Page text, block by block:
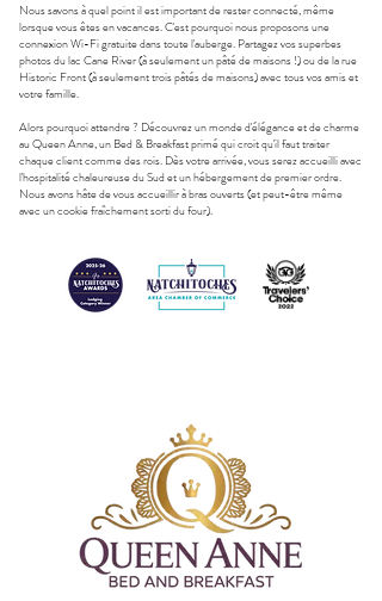
Nous savons à quel point il est important de rester connecté, même
lorsque vous êtes en vacances. C'est pourquoi nous proposons une
connexion Wi-Fi gratuite dans toute l'auberge. Partagez vos superbes
photos du lac Cane River (à seulement un pâté de maisons !) ou de la rue
Historic Front (à seulement trois pâtés de maisons) avec tous vos amis et
votre famille.
Alors pourquoi attendre ? Découvrez un monde d'élégance et de charme
au Queen Anne, un Bed & Breakfast primé qui croit qu'il faut traiter
chaque client comme des rois. Dès votre arrivée, vous serez accueilli avec
l'hospitalité chaleureuse du Sud et un hébergement de premier ordre.
Nous avons hâte de vous accueillir à bras ouverts (et peut-être même
avec un cookie fraîchement sorti du four).